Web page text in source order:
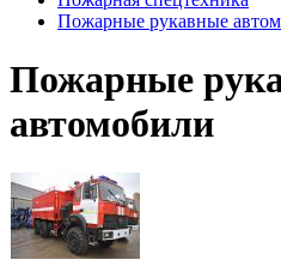
Пожарные рукавные
Пожарные
автомобили